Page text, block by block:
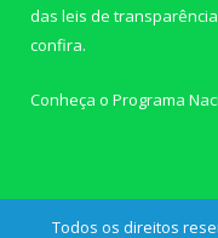
das leis de
confira.
Conheça o Programa
Todos os direitos